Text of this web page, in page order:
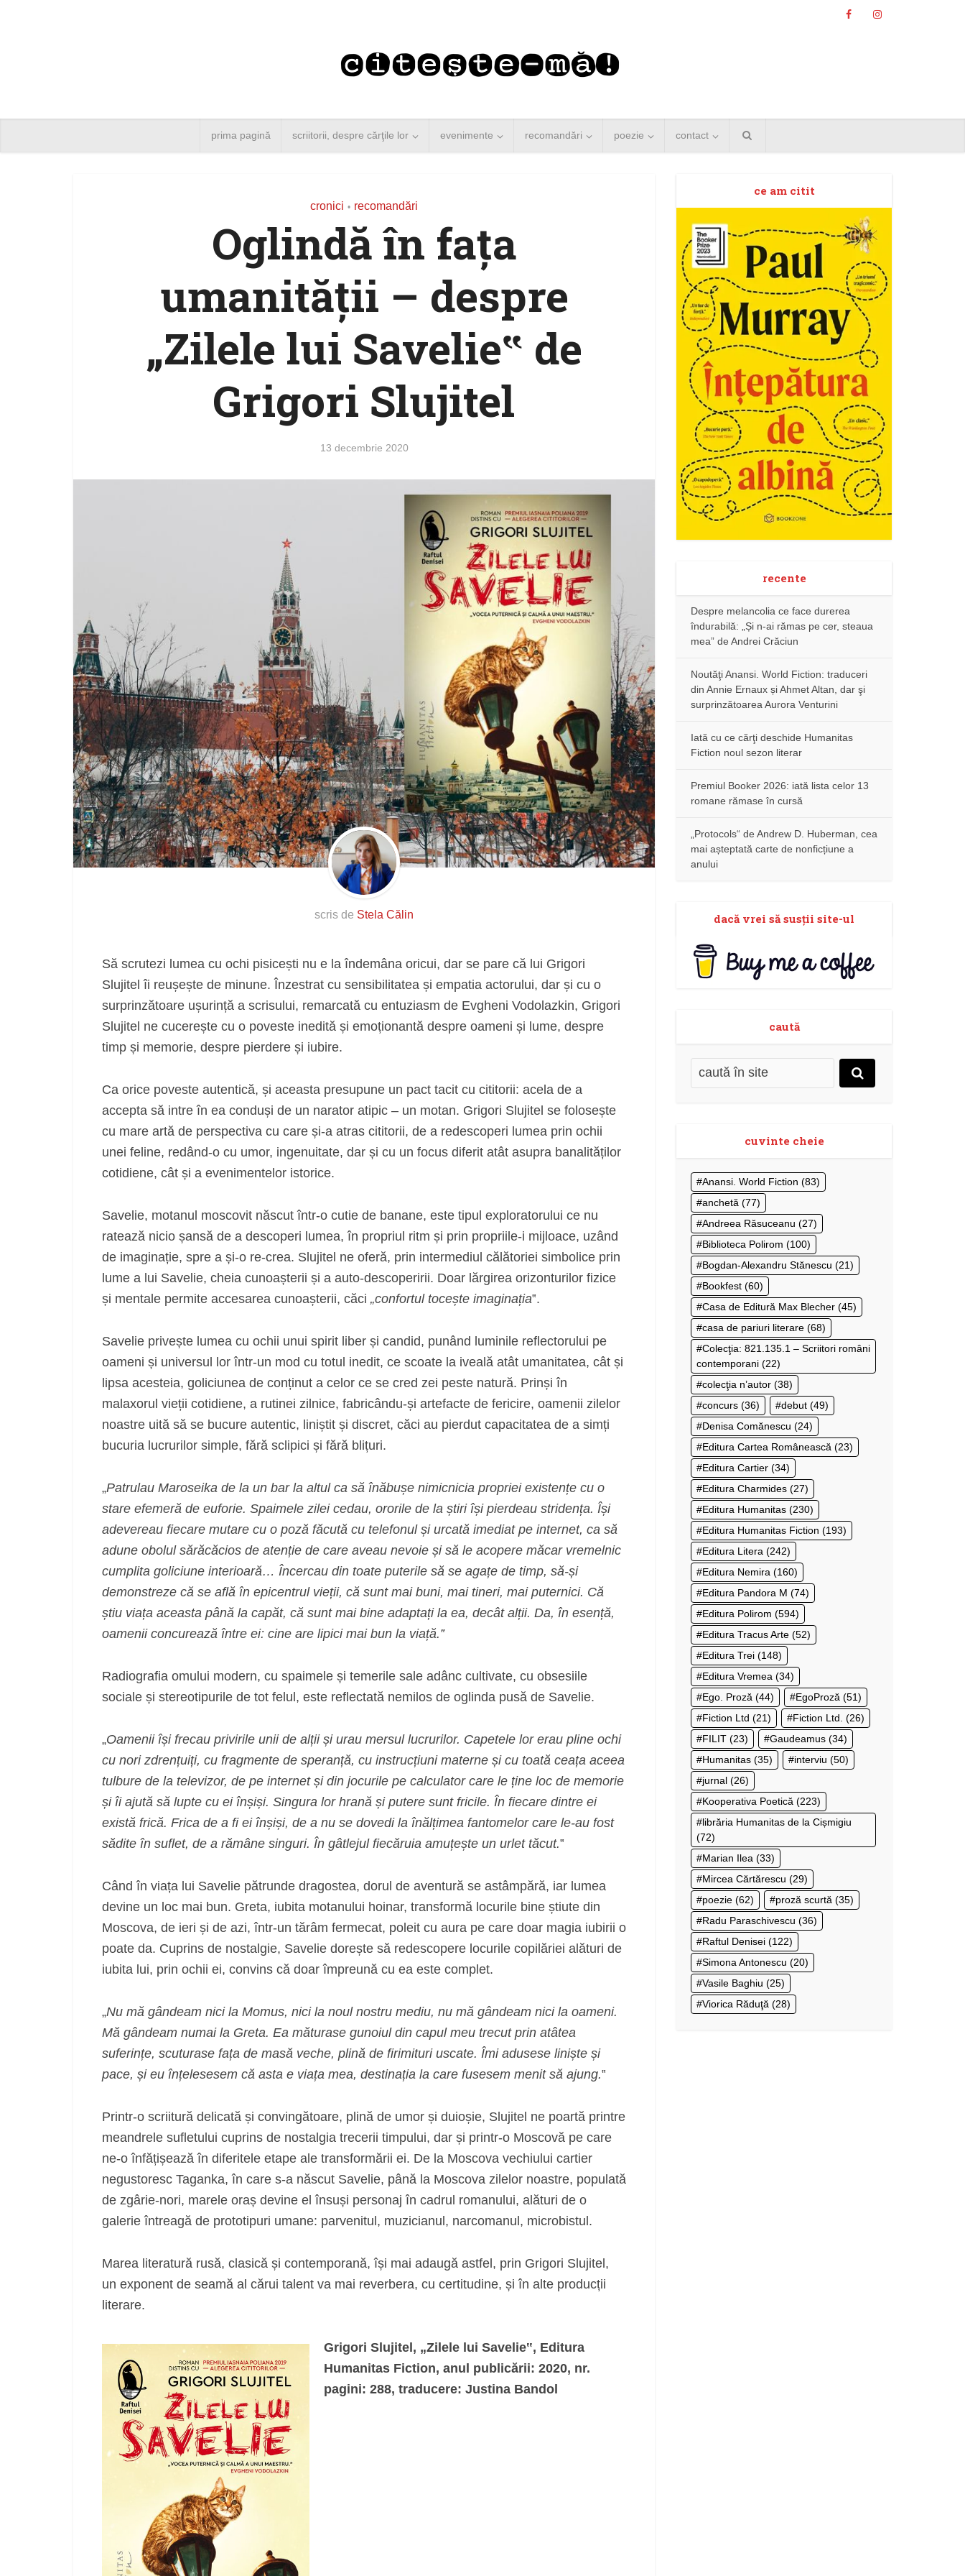
prima pagină scriitorii, despre cărţile lor evenimente recomandări poezie contact
cronici • recomandări
Oglindă în fața
umanității – despre
„Zilele lui Savelie‟ de
Grigori Slujitel
13 decembrie 2020
scris de Stela Călin
Să scrutezi lumea cu ochi pisicești nu e la îndemâna oricui, dar se pare că lui Grigori
Slujitel îi reușește de minune. Înzestrat cu sensibilitatea și empatia actorului, dar și cu o
surprinzătoare ușurință a scrisului, remarcată cu entuziasm de Evgheni Vodolazkin, Grigori
Slujitel ne cucerește cu o poveste inedită și emoționantă despre oameni și lume, despre
timp și memorie, despre pierdere și iubire.
Ca orice poveste autentică, și aceasta presupune un pact tacit cu cititorii: acela de a
accepta să intre în ea conduși de un narator atipic – un motan. Grigori Slujitel se folosește
cu mare artă de perspectiva cu care și-a atras cititorii, de a redescoperi lumea prin ochii
unei feline, redând-o cu umor, ingenuitate, dar și cu un focus diferit atât asupra banalităților
cotidiene, cât și a evenimentelor istorice.
Savelie, motanul moscovit născut într-o cutie de banane, este tipul exploratorului ce nu
ratează nicio șansă de a descoperi lumea, în propriul ritm și prin propriile-i mijloace, uzând
de imaginație, spre a și-o re-crea. Slujitel ne oferă, prin intermediul călătoriei simbolice prin
lume a lui Savelie, cheia cunoașterii și a auto-descoperirii. Doar lărgirea orizonturilor fizice
și mentale permite accesarea cunoașterii, căci „confortul tocește imaginația‟.
Savelie privește lumea cu ochii unui spirit liber și candid, punând luminile reflectorului pe
oameni și universul lor într-un mod cu totul inedit, ce scoate la iveală atât umanitatea, cât și
lipsa acesteia, goliciunea de conținut a celor ce se cred zei peste natură. Prinși în
malaxorul vieții cotidiene, a rutinei zilnice, fabricându-și artefacte de fericire, oamenii zilelor
noastre uită să se bucure autentic, liniștit și discret, căci au pierdut capacitatea de a simți
bucuria lucrurilor simple, fără sclipici și fără blițuri.
„Patrulau Maroseika de la un bar la altul ca să înăbușe nimicnicia propriei existențe cu o
stare efemeră de euforie. Spaimele zilei cedau, ororile de la știri își pierdeau stridența. Își
adevereau fiecare mutare cu o poză făcută cu telefonul și urcată imediat pe internet, ca să
adune obolul sărăcăcios de atenție de care aveau nevoie și să le acopere măcar vremelnic
cumplita goliciune interioară… Încercau din toate puterile să se agațe de timp, să-și
demonstreze că se află în epicentrul vieții, că sunt mai buni, mai tineri, mai puternici. Că
știu viața aceasta până la capăt, că sunt mai bine adaptați la ea, decât alții. Da, în esență,
oamenii concurează între ei: cine are lipici mai bun la viață.‟
Radiografia omului modern, cu spaimele și temerile sale adânc cultivate, cu obsesiile
sociale și stereotipurile de tot felul, este reflectată nemilos de oglinda pusă de Savelie.
„Oamenii își frecau privirile unii de alții și urau mersul lucrurilor. Capetele lor erau pline ochi
cu nori zdrențuiți, cu fragmente de speranță, cu instrucțiuni materne și cu toată ceața aceea
tulbure de la televizor, de pe internet și din jocurile pe calculator care le ține loc de memorie
și îi ajută să lupte cu ei înșiși. Singura lor hrană și putere sunt fricile. În fiecare dintre ei
există frică. Frica de a fi ei înșiși, de a nu se dovedi la înălțimea fantomelor care le-au fost
sădite în suflet, de a rămâne singuri. În gâtlejul fiecăruia amuțește un urlet tăcut.‟
Când în viața lui Savelie pătrunde dragostea, dorul de aventură se astâmpără, iar lumea
devine un loc mai bun. Greta, iubita motanului hoinar, transformă locurile bine știute din
Moscova, de ieri și de azi, într-un tărâm fermecat, poleit cu aura pe care doar magia iubirii o
poate da. Cuprins de nostalgie, Savelie dorește să redescopere locurile copilăriei alături de
iubita lui, prin ochii ei, convins că doar împreună cu ea este complet.
„Nu mă gândeam nici la Momus, nici la noul nostru mediu, nu mă gândeam nici la oameni.
Mă gândeam numai la Greta. Ea măturase gunoiul din capul meu trecut prin atâtea
suferințe, scuturase fața de masă veche, plină de firimituri uscate. Îmi adusese liniște și
pace, și eu înțelesesem că asta e viața mea, destinația la care fusesem menit să ajung.‟
Printr-o scriitură delicată și convingătoare, plină de umor și duioșie, Slujitel ne poartă printre
meandrele sufletului cuprins de nostalgia trecerii timpului, dar și printr-o Moscovă pe care
ne-o înfățișează în diferitele etape ale transformării ei. De la Moscova vechiului cartier
negustoresc Taganka, în care s-a născut Savelie, până la Moscova zilelor noastre, populată
de zgârie-nori, marele oraș devine el însuși personaj în cadrul romanului, alături de o
galerie întreagă de prototipuri umane: parvenitul, muzicianul, narcomanul, microbistul.
Marea literatură rusă, clasică și contemporană, își mai adaugă astfel, prin Grigori Slujitel,
un exponent de seamă al cărui talent va mai reverbera, cu certitudine, și în alte producții
literare.
Grigori Slujitel, „Zilele lui Savelie‟, Editura
Humanitas Fiction, anul publicării: 2020, nr.
pagini: 288, traducere: Justina Bandol
ce am citit
recente
Despre melancolia ce face durerea
îndurabilă: „Și n-ai rămas pe cer, steaua
mea” de Andrei Crăciun
Noutăţi Anansi. World Fiction: traduceri
din Annie Ernaux și Ahmet Altan, dar şi
surprinzătoarea Aurora Venturini
Iată cu ce cărţi deschide Humanitas
Fiction noul sezon literar
Premiul Booker 2026: iată lista celor 13
romane rămase în cursă
„Protocols“ de Andrew D. Huberman, cea
mai așteptată carte de nonficțiune a
anului
dacă vrei să susţii site-ul
caută
cuvinte cheie
Anansi. World Fiction (83)
anchetă (77)
Andreea Răsuceanu (27)
Biblioteca Polirom (100)
Bogdan-Alexandru Stănescu (21)
Bookfest (60)
Casa de Editură Max Blecher (45)
casa de pariuri literare (68)
Colecţia: 821.135.1 – Scriitori români
contemporani (22)
colecţia n’autor (38)
concurs (36) debut (49)
Denisa Comănescu (24)
Editura Cartea Românească (23)
Editura Cartier (34)
Editura Charmides (27)
Editura Humanitas (230)
Editura Humanitas Fiction (193)
Editura Litera (242)
Editura Nemira (160)
Editura Pandora M (74)
Editura Polirom (594)
Editura Tracus Arte (52)
Editura Trei (148)
Editura Vremea (34)
Ego. Proză (44) EgoProză (51)
Fiction Ltd (21) Fiction Ltd. (26)
FILIT (23) Gaudeamus (34)
Humanitas (35) interviu (50)
jurnal (26)
Kooperativa Poetică (223)
librăria Humanitas de la Cișmigiu
(72)
Marian Ilea (33)
Mircea Cărtărescu (29)
poezie (62) proză scurtă (35)
Radu Paraschivescu (36)
Raftul Denisei (122)
Simona Antonescu (20)
Vasile Baghiu (25)
Viorica Răduţă (28)